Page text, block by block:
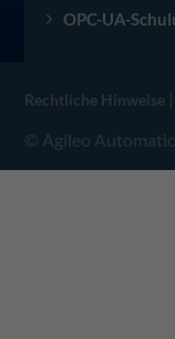
OPC-UA-
Rechtliche Hinweise |
© Agileo